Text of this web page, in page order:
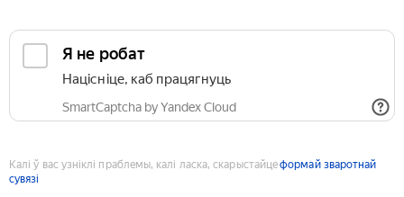
Я не робат
Націсніце, каб працягнуць
SmartCaptcha by Yandex Cloud
Калі ў вас узніклі праблемы, калі ласка, скарыстайцеформай зваротнай
сувязі